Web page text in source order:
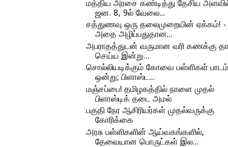
மத்திய அரசை கண்டித்து தேசிய
ஜன. 8, 9ல் வேலை...
சத்துணவு ஒரு தலைமுறையின் ஏக்கம்! -
அதை அழிப்பதுதான...
அபராதத்துடன் வருமான வரி கணக்கு
செய்ய இன்று...
சொல்லியடிக்கும் கோவை பள்ளிகள் பாடம்
ஒன்று; பிளாஸ்ட...
மஞ்சப்பை! தமிழகத்தில் நாளை முதல்
பிளாஸ்டிக் தடை அமல்
பகுதி நேர ஆசிரியர்கள் முதல்வருக்கு
கோரிக்கை
அரசு பள்ளிகளின் ஆய்வகங்களில்,
தேவையான பொருட்கள் இல...